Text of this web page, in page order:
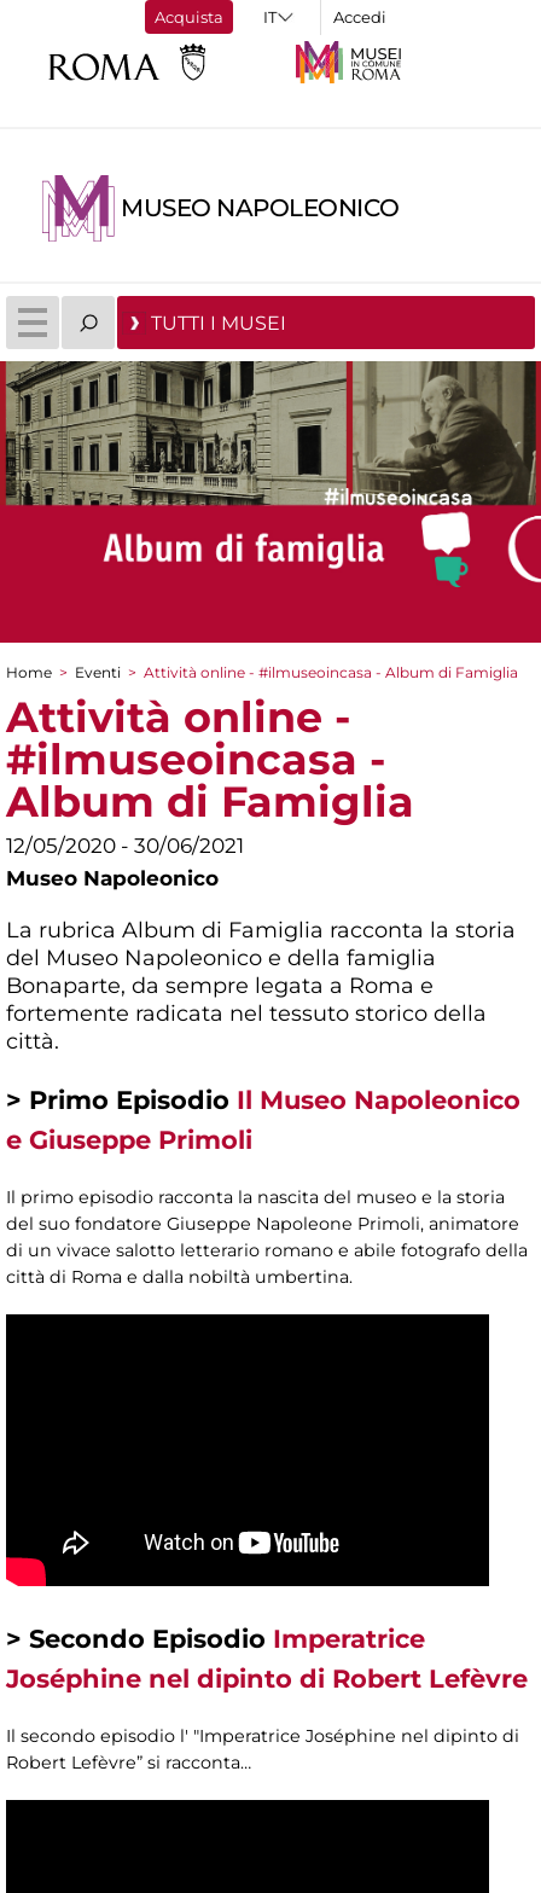
Acquista Accedi
MUSEO NAPOLEONICO
TUTTI I MUSEI
Tu sei qui
Home > Eventi > Attività online - #ilmuseoincasa - Album di Famiglia
Attività online -
#ilmuseoincasa -
Album di Famiglia
12/05/2020 - 30/06/2021
Museo Napoleonico
La rubrica Album di Famiglia racconta la storia
del Museo Napoleonico e della famiglia
Bonaparte, da sempre legata a Roma e
fortemente radicata nel tessuto storico della
città.
> Primo Episodio Il Museo Napoleonico
e Giuseppe Primoli
Il primo episodio racconta la nascita del museo e la storia
del suo fondatore Giuseppe Napoleone Primoli, animatore
di un vivace salotto letterario romano e abile fotografo della
città di Roma e dalla nobiltà umbertina.
> Secondo Episodio Imperatrice
Joséphine nel dipinto di Robert Lefèvre
Il secondo episodio l' "Imperatrice Joséphine nel dipinto di
Robert Lefèvre” si racconta…